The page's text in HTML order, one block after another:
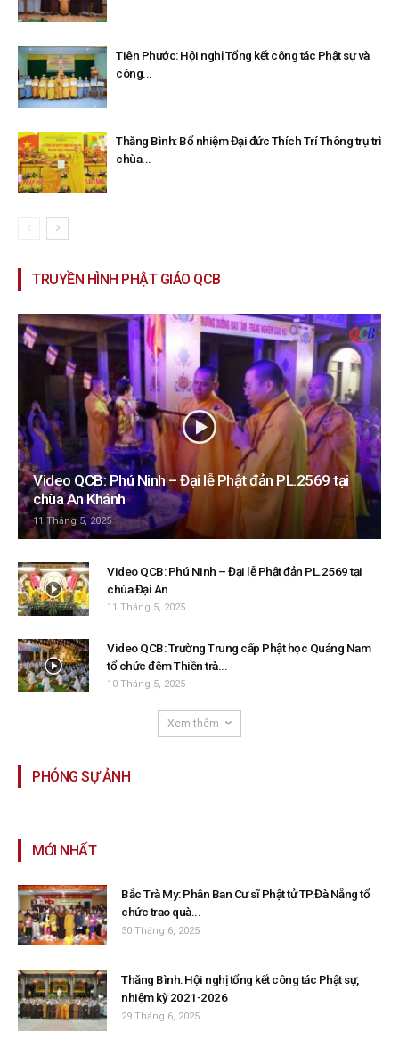
Tiên Phước: Hội nghị Tổng kết công tác Phật sự và
công...
Thăng Bình: Bổ nhiệm Đại đức Thích Trí Thông trụ trì
chùa...
TRUYỀN HÌNH PHẬT GIÁO QCB
Video QCB: Phú Ninh – Đại lễ Phật đản PL.2569 tại
chùa An Khánh
11 Tháng 5, 2025
Video QCB: Phú Ninh – Đại lễ Phật đản PL.2569 tại
chùa Đại An
11 Tháng 5, 2025
Video QCB: Trường Trung cấp Phật học Quảng Nam
tổ chức đêm Thiền trà...
10 Tháng 5, 2025
Xem thêm
PHÓNG SỰ ẢNH
MỚI NHẤT
Bắc Trà My: Phân Ban Cư sĩ Phật tử TP.Đà Nẵng tổ
chức trao quà...
30 Tháng 6, 2025
Thăng Bình: Hội nghị tổng kết công tác Phật sự,
nhiệm kỳ 2021-2026
29 Tháng 6, 2025